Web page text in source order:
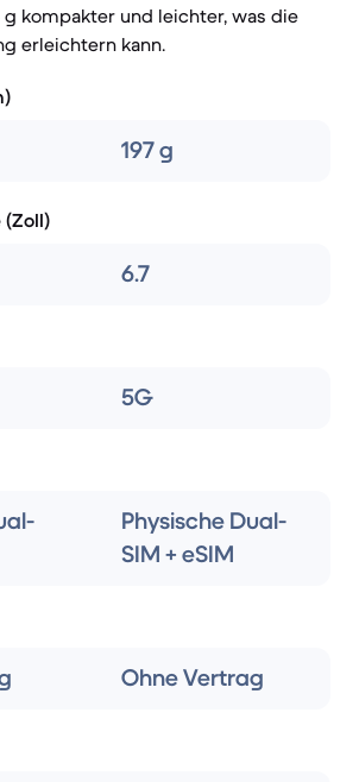
g kompakter und leichter, was die
erleichtern kann.
197 g
6.7
5G
Physische Dual-
SIM + eSIM
Ohne Vertrag